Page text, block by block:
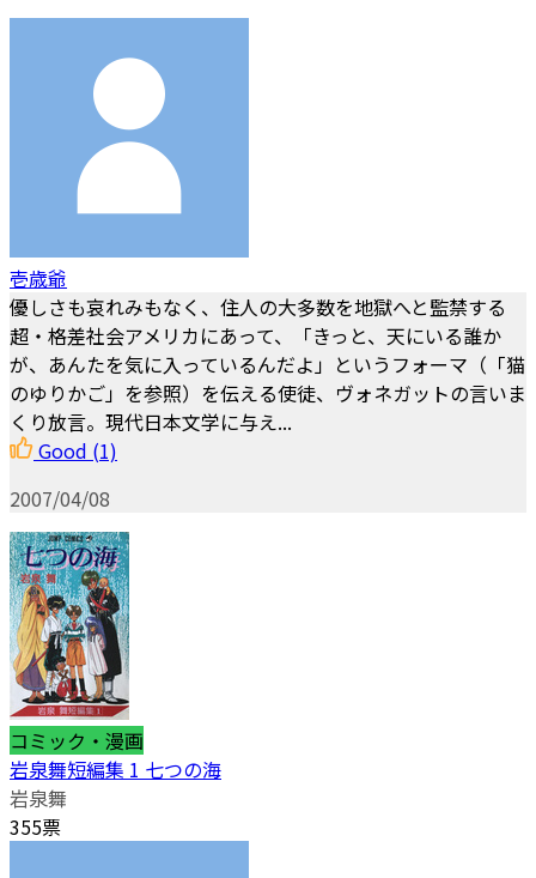
壱歳爺
優しさも哀れみもなく、住人の大多数を地獄へと監禁する
超・格差社会アメリカにあって、「きっと、天にいる誰か
が、あんたを気に入っているんだよ」というフォーマ（「猫
のゆりかご」を参照）を伝える使徒、ヴォネガットの言いま
くり放言。現代日本文学に与え...
Good (1)
2007/04/08
コミック・漫画
岩泉舞短編集 1 七つの海
岩泉舞
355票